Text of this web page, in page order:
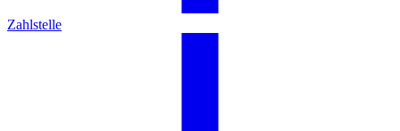
Zahlstelle